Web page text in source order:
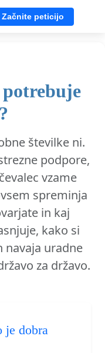
Začnite peticijo
številke ni.
podpore,
vzame
spreminja
in kaj
kako si
navaja uradne
za državo.
je dobra